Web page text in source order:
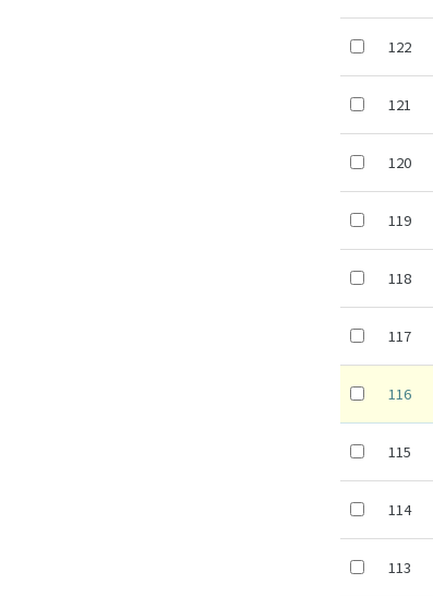
122
121
120
119
118
117
116
115
114
113